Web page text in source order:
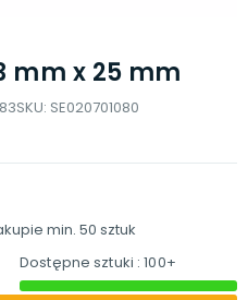
mm x 25 mm
SKU: SE020701080
min. 50 sztuk
Dostępne sztuki : 100+